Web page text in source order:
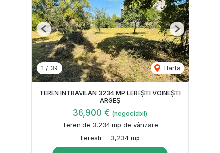
1 / 39 Harta
Previous Next
TEREN INTRAVILAN 3234 MP LEREȘTI VOINEȘTI
ARGEȘ
36,900 € (negociabil)
Teren de 3,234 mp de vânzare
Leresti
3,234 mp